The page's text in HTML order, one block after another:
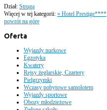
Dział: Struga
Więcej w tej kategorii: « Hotel Prestige****
powrót na górę
Oferta
Wyjazdy nurkowe
Egzotyka
Kwatery
Rejsy żeglarskie, Czartery
Pielgrzymki
Wczasy pobytowe samolotem
Wyjazdy sportowe
Obozy młodzieżowe